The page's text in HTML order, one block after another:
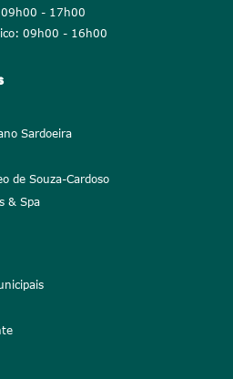
09h00 - 17h00
09h00 - 16h00
Sardoeira
de Souza-Cardoso
& Spa